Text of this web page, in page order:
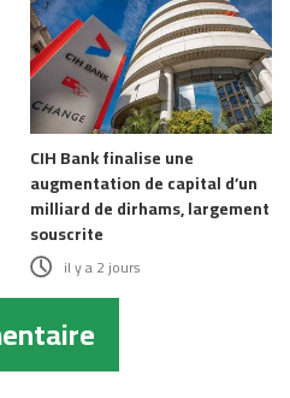
CIH Bank finalise une
augmentation de capital d’un
milliard de dirhams, largement
souscrite
il y a 2 jours